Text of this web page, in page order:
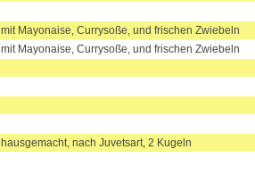
mit Mayonaise, Currysoße, und frischen Zwiebeln
mit Mayonaise, Currysoße, und frischen Zwiebeln
hausgemacht, nach Juvetsart, 2 Kugeln